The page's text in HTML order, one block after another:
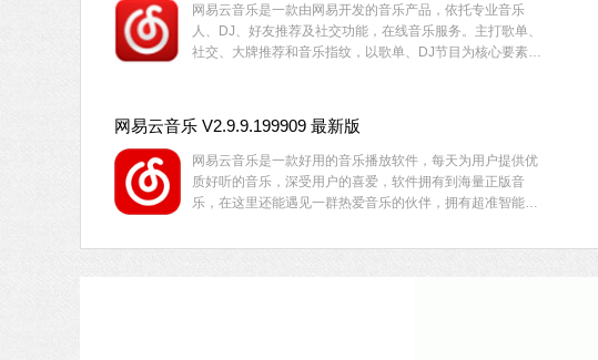
网易云音乐是一款由网易开发的音乐产品，依托专业音乐
人、DJ、好友推荐及社交功能，在线音乐服务。主打歌单、
社交、大牌推荐和音乐指纹，以歌单、DJ节目为核心要素。
网易云音乐 V2.9.9.199909 最新版
网易云音乐是一款好用的音乐播放软件，每天为用户提供优
质好听的音乐，深受用户的喜爱，软件拥有到海量正版音
乐，在这里还能遇见一群热爱音乐的伙伴，拥有超准智能算